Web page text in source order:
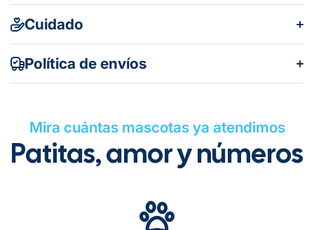
Cuidado
Política de envíos
Gratuito en todos los pedidos
Mira cuántas mascotas ya atendimos
Patitas, amor y números